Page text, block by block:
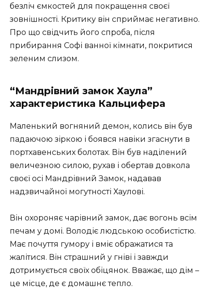
безліч ємкостей для покращення своєї
зовнішності. Критику він сприймає негативно.
Про що свідчить його спроба, після
прибирання Софі ванної кімнати, покритися
зеленим слизом.
“Мандрівний замок Хаула”
характеристика Кальцифера
Маленький вогняний демон, колись він був
падаючою зіркою і боявся навіки згаснути в
портхавенських болотах. Він був наділений
величезною силою, рухав і обертав довкола
своєї осі Мандрівний Замок, надавав
надзвичайної могутності Хаулові.
Він охороняє чарівний замок, дає вогонь всім
печам у домі. Володіє людською особистістю.
Має почуття гумору і вміє ображатися та
жалітися. Він страшний у гніві і завжди
дотримується своїх обіцянок. Вважає, що дім –
це місце, де є домашнє тепло.